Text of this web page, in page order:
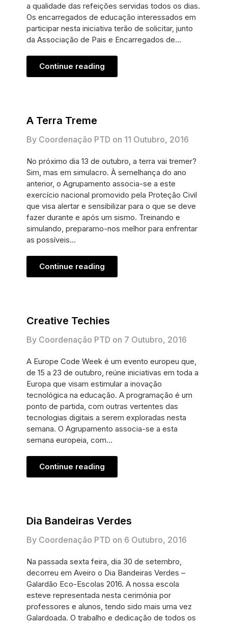
a qualidade das refeições servidas todos os dias.
Os encarregados de educação interessados em
participar nesta iniciativa terão de solicitar, junto
da Associação de Pais e Encarregados de…
Continue reading
A Terra Treme
By Coordenação PTD on 11 Outubro, 2016
No próximo dia 13 de outubro, a terra vai tremer?
Sim, mas em simulacro. À semelhança do ano
anterior, o Agrupamento associa-se a este
exercício nacional promovido pela Proteção Civil
que visa alertar e sensibilizar para o que se deve
fazer durante e após um sismo. Treinando e
simulando, preparamo-nos melhor para enfrentar
as possíveis…
Continue reading
Creative Techies
By Coordenação PTD on 7 Outubro, 2016
A Europe Code Week é um evento europeu que,
de 15 a 23 de outubro, reúne iniciativas em toda a
Europa que visam estimular a inovação
tecnológica na educação. A programação é um
ponto de partida, com outras vertentes das
tecnologias digitais a serem exploradas nesta
semana. O Agrupamento associa-se a esta
semana europeia, com…
Continue reading
Dia Bandeiras Verdes
By Coordenação PTD on 6 Outubro, 2016
Na passada sexta feira, dia 30 de setembro,
decorreu em Aveiro o Dia Bandeiras Verdes –
Galardão Eco-Escolas 2016. A nossa escola
esteve representada nesta cerimónia por
professores e alunos, tendo sido mais uma vez
Galardoada. O trabalho e dedicação de todos os